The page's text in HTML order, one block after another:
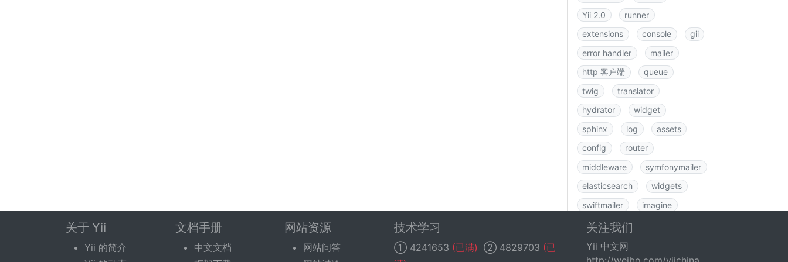
Yii 2.0
runner
extensions
console
gii
error handler
mailer
http 客户端
queue
twig
translator
hydrator
widget
sphinx
log
assets
config
router
middleware
symfonymailer
elasticsearch
widgets
swiftmailer
imagine
图书
rbac
data
csrf
关于 Yii
Yii 的简介
文档手册
中文文档
网站资源
网站问答
技术学习
① 4241653 (已满) ② 4829703 (已
关注我们
Yii 中文网